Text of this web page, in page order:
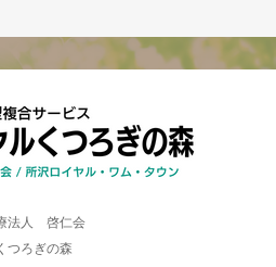
法人 啓仁会
つろぎの森